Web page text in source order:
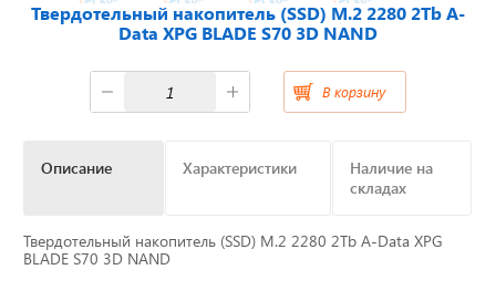
Отвечаем на актуальные
вопросы
Приборные панели
Видеонаблюдение на транспорте
Твердотельный накопитель (SSD) М.2 2280 2Tb A-
Data XPG BLADE S70 3D NAND
В корзину
Описание Характеристики
Наличие на
складах
Твердотельный накопитель (SSD) М.2 2280 2Tb A-Data XPG
BLADE S70 3D NAND